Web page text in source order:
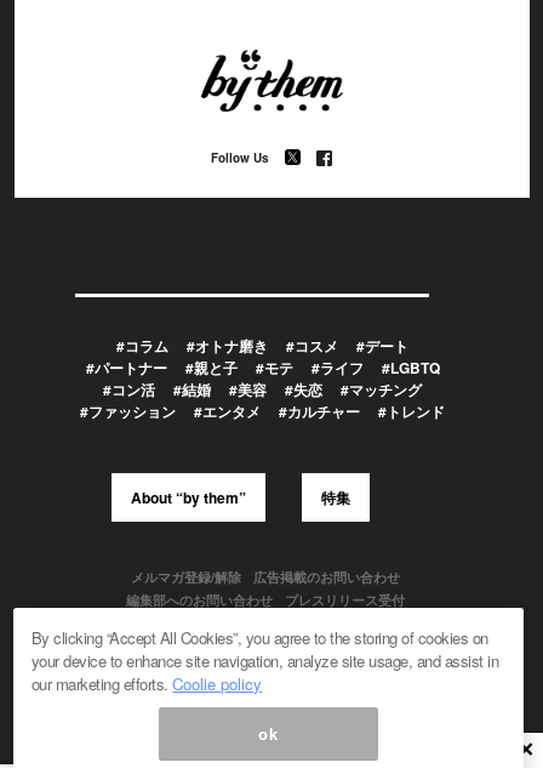
Follow Us
#コラム #オトナ磨き #コスメ
#デート
#パートナー
#親と子 #モテ #ライフ
#LGBTQ
#コン活
#結婚 #美容 #失恋
#マッチング
#ファッション
#エンタメ #カルチャー #トレンド
About “by them” 特集
メルマガ登録/解除
広告掲載のお問い合わせ
編集部へのお問い合わせ
プレスリリース受付
Powered by
© 1999-2026 Magmag, Inc. All Rights Reserved
×
By clicking “Accept All Cookies”, you agree to the storing of cookies on
your device to enhance site navigation, analyze site usage, and assist in
our marketing efforts.Coolie policy
ok